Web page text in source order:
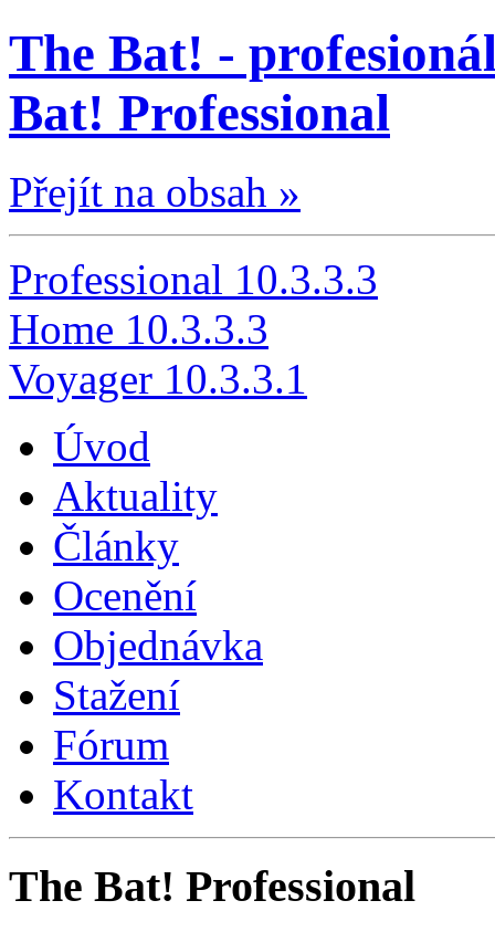
The Bat! -
Bat! Professional
Přejít na obsah »
Professional 10.3.3.3
Home 10.3.3.3
Voyager 10.3.3.1
Úvod
Aktuality
Články
Ocenění
Objednávka
Stažení
Fórum
Kontakt
The Bat! Professional